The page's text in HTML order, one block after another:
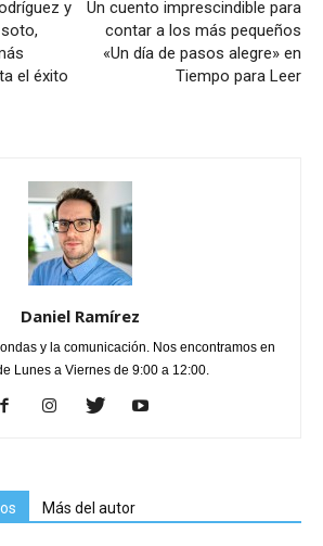
y
el éxito
Un cuento imprescindible para
contar a los más pequeños
«Un día de pasos alegre» en
Tiempo para Leer
Daniel Ramírez
y la comunicación. Nos encontramos en
Lunes a Viernes de 9:00 a 12:00.
Más del autor